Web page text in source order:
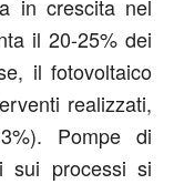
in crescita nel
il 20-25% dei
il fotovoltaico
realizzati,
Pompe di
sui processi si